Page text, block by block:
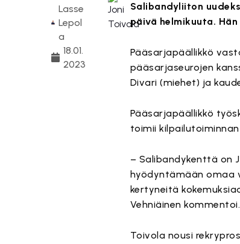
Lasse
Lepol
a
18.01.
2023
Salibandyliiton
päivä helmikuuta.
Pääsarjapäällikkö
pääsarjaseurojen
Divari (miehet) ja
Pääsarjapäällikkö
toimii
– Salibandykenttä on
hyödyntämään omaa
kertyneitä
Vehniäinen kommentoi.
Toivola nousi